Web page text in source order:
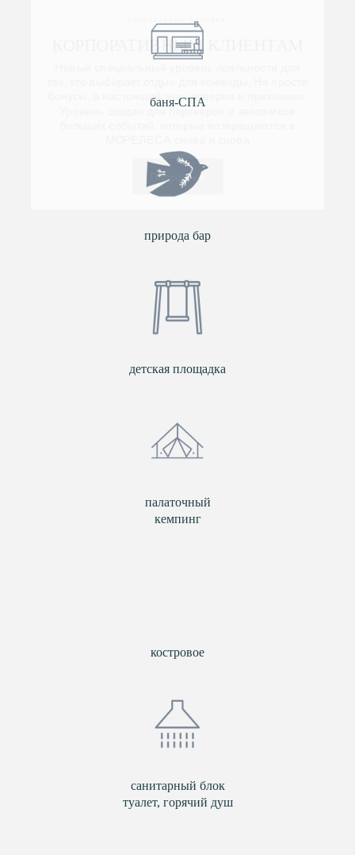
баня-СПА
природа бар
детская площадка
палаточный
кемпинг
костровое
санитарный блок
туалет, горячий душ
Уровень создан для партнёров и заказчиков
больших событий, которые возвращаются в
МОРЕЛЕСА снова и снова
Подробнее